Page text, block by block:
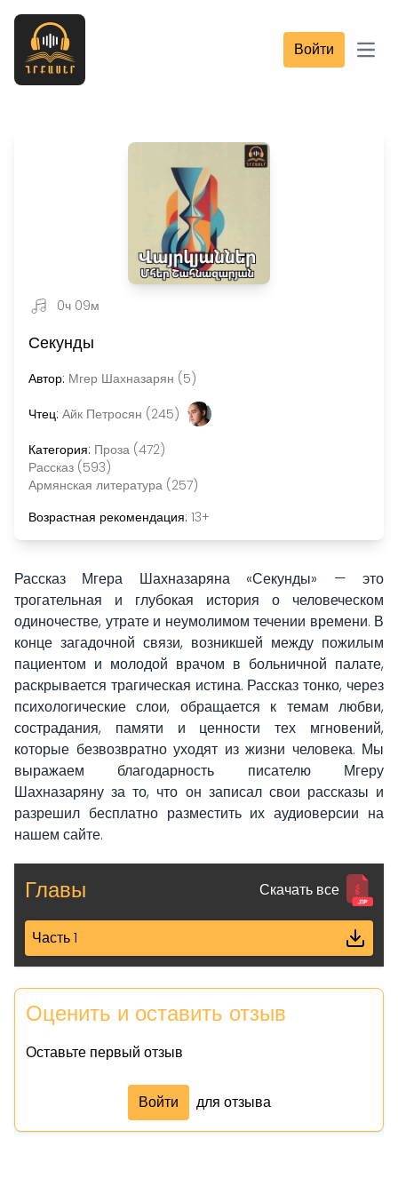
Войти
0ч 09м
Секунды
Автор: Мгер Шахназарян (5)
Чтец: Айк Петросян (245)
Категория: Проза (472)
Рассказ (593)
Армянская литература (257)
Возрастная рекомендация: 13+
Рассказ Мгера Шахназаряна «Секунды» — это
трогательная и глубокая история о человеческом
одиночестве, утрате и неумолимом течении времени. В
конце загадочной связи, возникшей между пожилым
пациентом и молодой врачом в больничной палате,
раскрывается трагическая истина. Рассказ тонко, через
психологические слои, обращается к темам любви,
сострадания, памяти и ценности тех мгновений,
которые безвозвратно уходят из жизни человека. Мы
выражаем благодарность писателю Мгеру
Шахназаряну за то, что он записал свои рассказы и
разрешил бесплатно разместить их аудиоверсии на
нашем сайте.
Главы Скачать все
Часть 1
Оценить и оставить отзыв
Оставьте первый отзыв
Войти для отзыва